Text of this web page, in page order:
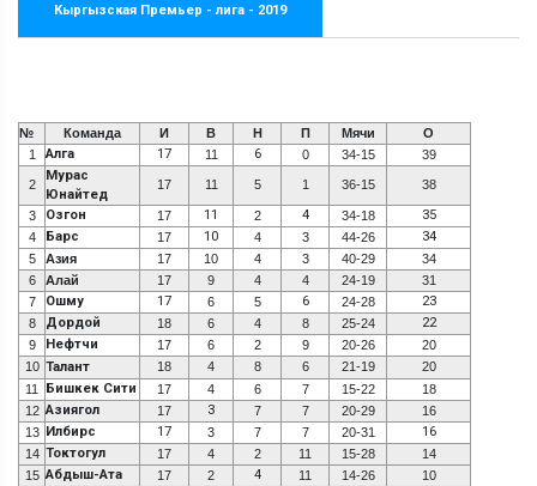
Кыргызская Премьер - лига - 2019
№ Команда И В Н П Мячи
О
1
Алга 17 11 6 0 34-15 39
2
Мурас
Юнайтед
17 11 5 1 36-15 38
3 Озгон 17 11 2 4 34-18 35
4 Барс 17 10 4 3 44-26 34
5 Азия 17 10 4 3 40-29
34
6
Алай 17 9 4 4 24-19
31
7
Ошму 17 6 5 6 24-28 23
8 Дордой 18 6 4 8 25-24 22
9 Нефтчи 17 6 2 9 20-26
20
10 Талант 18 4 8 6 21-19
20
11
Бишкек Сити 17 4 6 7 15-22
18
12 Азиягол 17 3 7 7 20-29
16
13 Илбирс 17 3 7 7 20-31 16
14 Токтогул 17 4 2 11 15-28
14
15 Абдыш-Ата 17 2 4 11 14-26
10